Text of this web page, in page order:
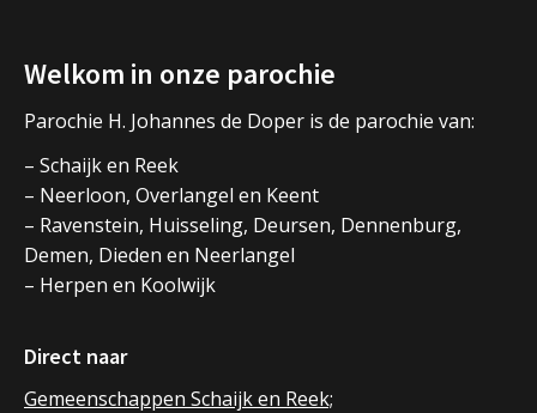
Welkom in onze parochie
Parochie H. Johannes de Doper is de parochie van:
– Schaijk en Reek
– Neerloon, Overlangel en Keent
– Ravenstein, Huisseling, Deursen, Dennenburg,
Demen, Dieden en Neerlangel
– Herpen en Koolwijk
Direct naar
Gemeenschappen Schaijk en Reek;